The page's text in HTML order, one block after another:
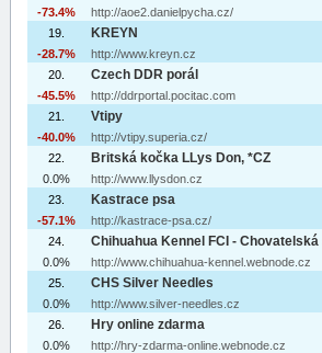
-73.4%
http://aoe2.danielpycha.cz/
19.
KREYN
-28.7%
http://www.kreyn.cz
20.
Czech DDR porál
-45.5%
http://ddrportal.pocitac.com
21.
Vtipy
-40.0%
http://vtipy.superia.cz/
22.
Britská kočka LLys Don, *CZ
0.0%
http://www.llysdon.cz
23.
Kastrace psa
-57.1%
http://kastrace-psa.cz/
24.
Chihuahua Kennel FCI -
0.0%
http://www.chihuahua-kennel.webnode.cz
25.
CHS Silver Needles
0.0%
http://www.silver-needles.cz
26.
Hry online zdarma
0.0%
http://hry-zdarma-online.webnode.cz